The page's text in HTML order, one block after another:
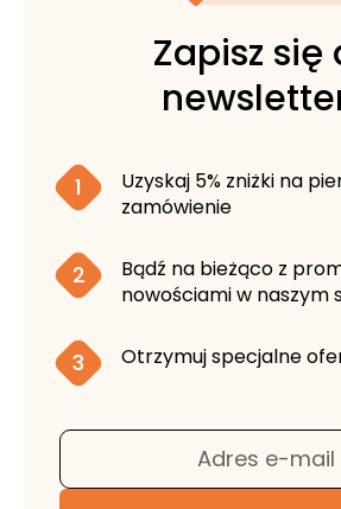
Zapisz się
1
Uzyskaj 5% zniżki na
zamówienie
2
Bądź na bieżąco z
nowościami w naszym
3 Otrzymuj specjalne
Adres e-mail